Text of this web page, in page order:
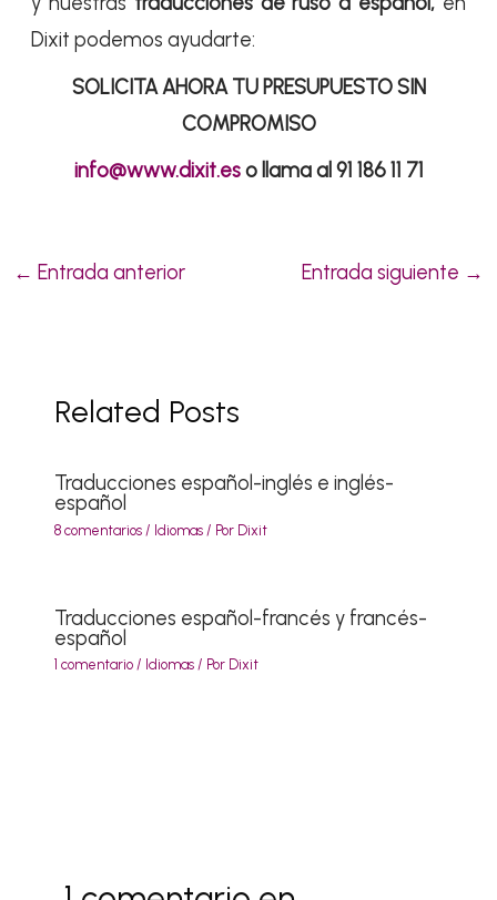
Dixit podemos ayudarte:
SOLICITA AHORA TU PRESUPUESTO SIN
COMPROMISO
info@www.dixit.eso llama al 91 186 11 71
← Entrada anterior Entrada siguiente →
Related Posts
Traducciones español-inglés e inglés-
español
8 comentarios / Idiomas/ Por Dixit
Traducciones español-francés y francés-
español
1 comentario / Idiomas/ Por Dixit